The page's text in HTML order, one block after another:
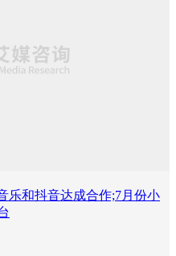
乐和抖音达成合作;7月份小